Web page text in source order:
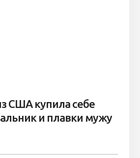
США купила себе
и плавки мужу